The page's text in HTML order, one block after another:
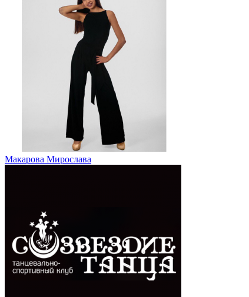
Макарова Мирослава